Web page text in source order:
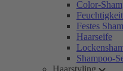
Color-
Festes
Haarseife
Shampoo-
Haarstyling